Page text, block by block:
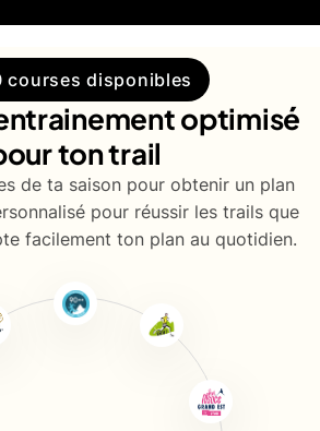
courses disponibles
optimisé
ton trail
de ta saison pour obtenir un plan
pour réussir les trails que
facilement ton plan au quotidien.